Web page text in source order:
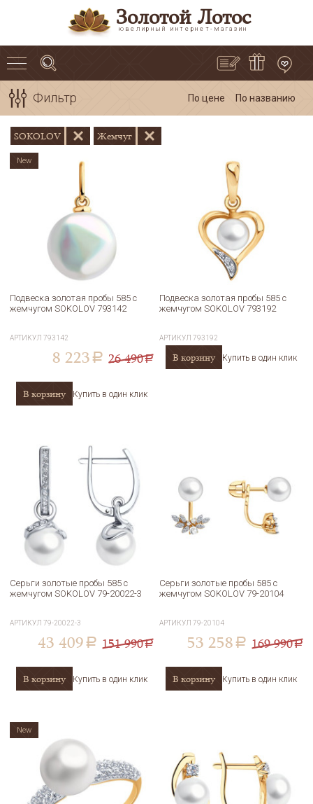
Золотой Лотос
ювелирный интернет-магазин
Фильтр По цене По названию
SOKOLOV Жемчуг
Подвеска золотая пробы 585 с
жемчугом SOKOLOV 793142
АРТИКУЛ 793142
8 223 a 26 490a
В корзину Купить в один клик
New
Подвеска золотая пробы 585 с
жемчугом SOKOLOV 793192
АРТИКУЛ 793192
В корзину Купить в один клик
Серьги золотые пробы 585 с
жемчугом SOKOLOV 79-20022-3
АРТИКУЛ79-20022-3
43 409 a 151 990a
В корзину Купить в один клик
Серьги золотые пробы 585 с
жемчугом SOKOLOV 79-20104
АРТИКУЛ79-20104
53 258 a 169 990a
В корзину Купить в один клик
New